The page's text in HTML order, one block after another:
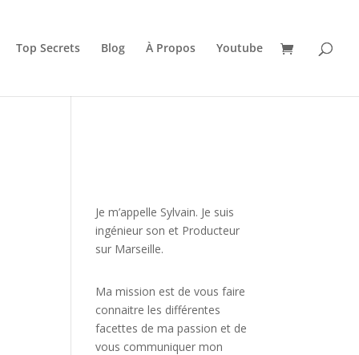
Top Secrets Blog À Propos Youtube
Je m’appelle Sylvain. Je suis
ingénieur son et Producteur
sur Marseille.
Ma mission est de vous faire
connaitre les différentes
facettes dema passion et de
vous communiquer mon